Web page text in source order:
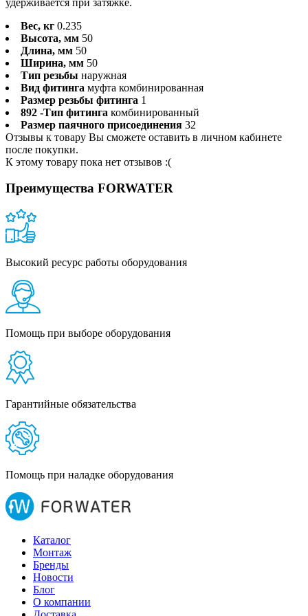
Вес, кг 0.235
Высота, мм 50
Длина, мм 50
Ширина, мм 50
Тип резьбы наружная
Вид фитинга муфта комбинированная
Размер резьбы фитинга 1
892 -Тип фитинга комбинированный
Размер паячного присоединения 32
Отзывы к товару Вы сможете оставить в личном кабинете
после покупки.
К этому товару пока нет отзывов :(
Преимущества FORWATER
Высокий ресурс работы оборудования
Помощь при выборе оборудования
Гарантийные обязательства
Помощь при наладке оборудования
Каталог
Монтаж
Бренды
Новости
Блог
О компании